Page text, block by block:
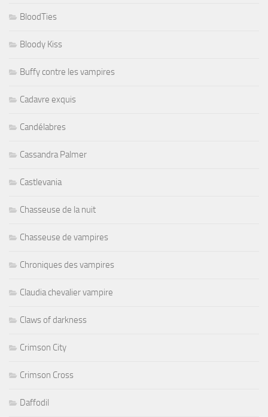
BloodTies
Bloody Kiss
Buffy contre les vampires
Cadavre exquis
Candélabres
Cassandra Palmer
Castlevania
Chasseuse de la nuit
Chasseuse de vampires
Chroniques des vampires
Claudia chevalier vampire
Claws of darkness
Crimson City
Crimson Cross
Daffodil